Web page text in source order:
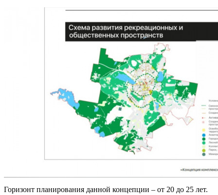
Горизонт планирования данной концепции – от 20 до 25 лет.